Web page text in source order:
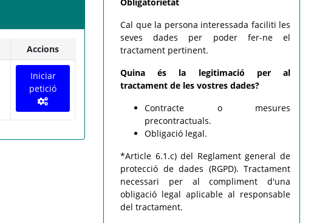
Accions
Iniciar
petició
Cal que la persona interessada faciliti les
seves dades per poder fer-ne el
tractament pertinent.
Quina és la legitimació per al
tractament de les vostres dades?
Contracte o mesures
precontractuals.
Obligació legal.
*Article 6.1.c) del Reglament general de
protecció de dades (RGPD). Tractament
necessari per al compliment d'una
obligació legal aplicable al responsable
del tractament.